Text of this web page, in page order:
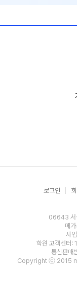
로그인
06643 서
메
사
학원 고객센
통신판
Copyright ⓒ 2015